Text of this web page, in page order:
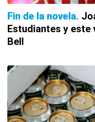
Fin de la novela
Estudiantes y este
Bell